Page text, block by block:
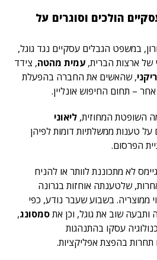
הולכים וסוגרים על
במשפט הגבלים עסקיים נגד גוגל,
ארצות הברית, עמית מהטה, צידד
, שהאשים את החברה בהפעלת
– תחום החיפוש אונליין.
השופטת המחוזית, ליאוני
על טענות ממשלתיות דומות לפיהן
הפרסום.
לא מתכוננת לוותר או להניח
שלטענתה אוחזות בגרונה
ממוצריה. בשבוע שעבר נודע, כפי
שוב את גוגל, וכן אתסמסונג,
עסקו בהתנהגות
תחרות בהפצת אפליקציות.